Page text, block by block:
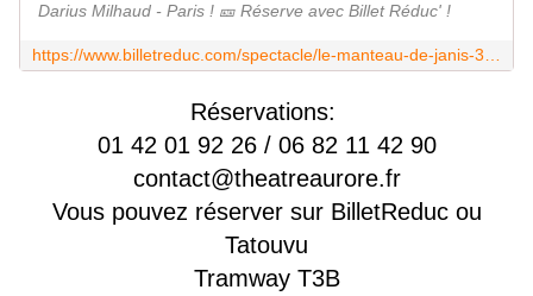
Darius Milhaud - Paris ! 🎫 Réserve avec Billet Réduc' !
Réservations:
01 42 01 92 26 / 06 82 11 42 90
contact@theatreaurore.fr
Vous pouvez réserver sur BilletReduc ou
Tatouvu
Tramway T3B